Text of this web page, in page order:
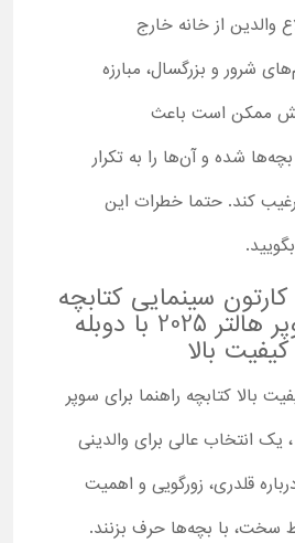
والدین از خانه خارج
شرور و بزرگسال، مبارزه
ممکن است باعث
شده و آن‌ها را به تکرار
کند. حتما خطرات این
کارتون سینمایی کتابچه
راهنما برای سوپر هالتر 2025 با دوبله
بالا
بالا کتابچه راهنما برای سوپر
، یک انتخاب عالی برای والدینی
قلدری، زورگویی و اهمیت
سخت، با بچه‌ها حرف بزنند.